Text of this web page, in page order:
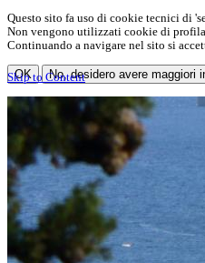
Questo sito fa uso di cookie tecnici di
Non vengono utilizzati cookie di
Continuando a navigare nel sito si
OK No, desidero avere maggiori
Skip to Content